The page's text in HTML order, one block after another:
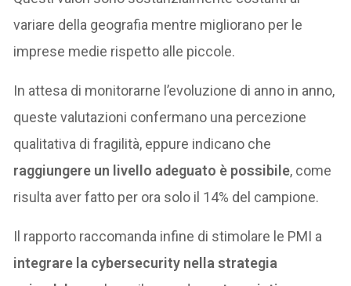
variare della geografia mentre migliorano per le
imprese medie rispetto alle piccole.
In attesa di monitorarne l’evoluzione di anno in anno,
queste valutazioni confermano una percezione
qualitativa di fragilità, eppure indicano che
raggiungere un livello adeguato è possibile, come
risulta aver fatto per ora solo il 14% del campione.
Il rapporto raccomanda infine di stimolare le PMI a
integrare la cybersecurity nella strategia